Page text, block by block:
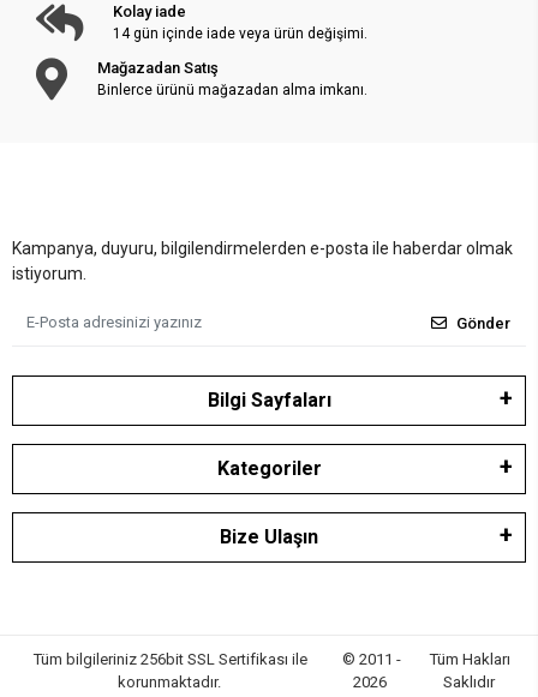
Kolay iade
14 gün içinde iade veya ürün değişimi.
Mağazadan Satış
Binlerce ürünü mağazadan alma imkanı.
Kampanya, duyuru, bilgilendirmelerden e-posta ile haberdar olmak
istiyorum.
Gönder
Bilgi Sayfaları
Kategoriler
Bize Ulaşın
Tüm bilgileriniz 256bit SSL Sertifikası ile
korunmaktadır.
© 2011 -
2026
Tüm Hakları
Saklıdır